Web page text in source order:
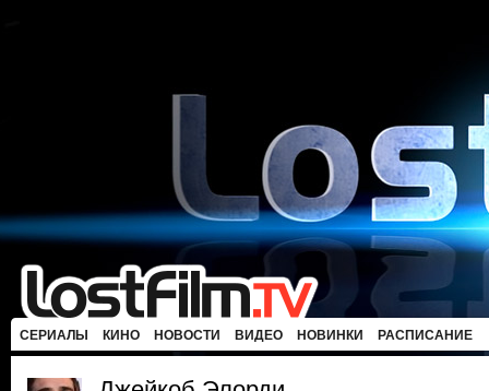
СЕРИАЛЫ КИНО НОВОСТИ ВИДЕО НОВИНКИ РАСПИСАНИЕ